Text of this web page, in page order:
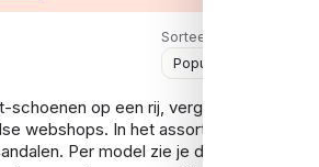
Sorteer:
schoenen op een rij, vergeleken over
webshops. In het assortiment vind je
Per model zie je de laagste